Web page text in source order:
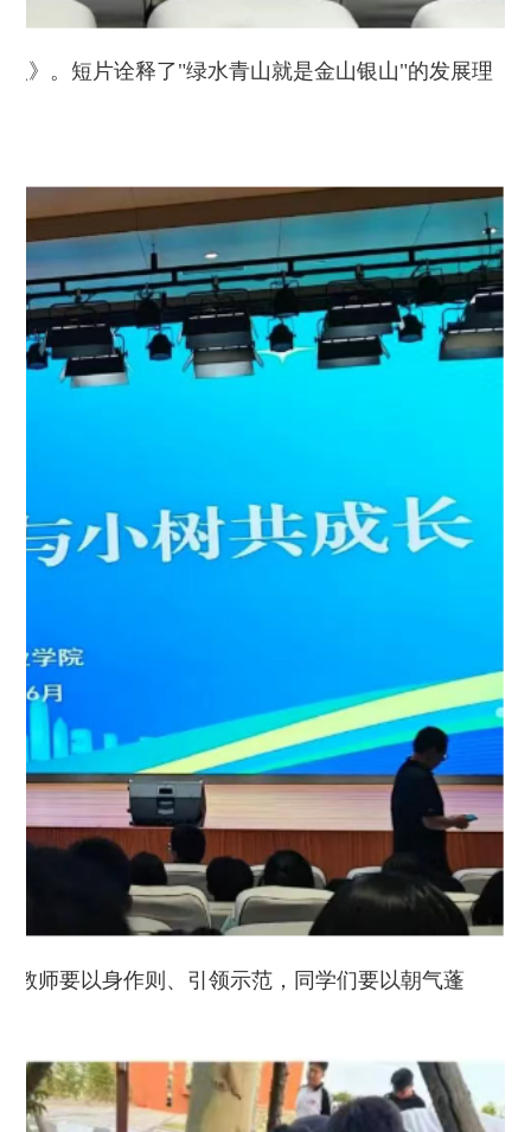
》。短片诠释了"绿水青山就是金山银山"的发展理
教师要以身作则、引领示范，同学们要以朝气蓬